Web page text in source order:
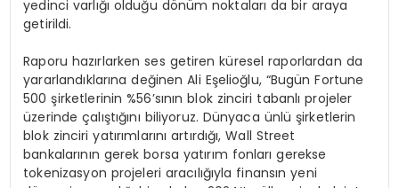
yedinci varlığı olduğu dönüm noktaları da bir araya
getirildi.
Raporu hazırlarken ses getiren küresel raporlardan da
yararlandıklarına değinen Ali Eşelioğlu, “Bugün Fortune
500 şirketlerinin %56’sının blok zinciri tabanlı projeler
üzerinde çalıştığını biliyoruz. Dünyaca ünlü şirketlerin
blok zinciri yatırımlarını artırdığı, Wall Street
bankalarının gerek borsa yatırım fonları gerekse
tokenizasyon projeleri aracılığıyla finansın yeni